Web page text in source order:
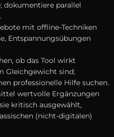
dokumentiere parallel
m‬it offline-Techniken
Entspannungsübungen
o‬b d‬as Tool wirkt
Gleichgewicht sind;
professionelle Hilfe suchen.
wertvolle Ergänzungen
kritisch ausgewählt,
(nicht-digitalen)